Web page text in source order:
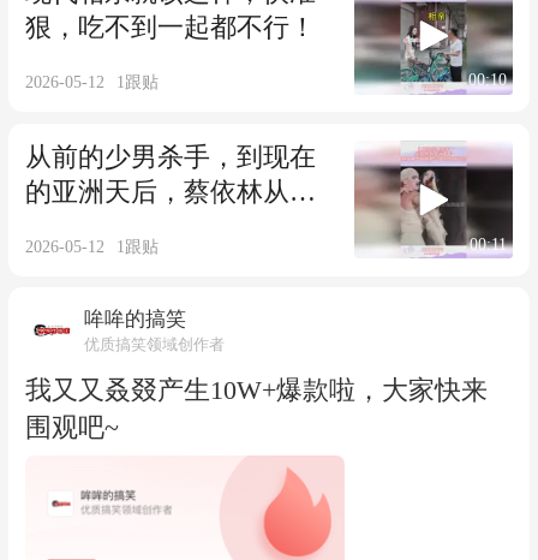
狠，吃不到一起都不行！
2026-05-12 1跟贴 00:10
从前的少男杀手，到现在
的亚洲天后，蔡依林从来
2026-05-12 1跟贴 00:11
哞哞的搞笑
优质搞笑领域创作者
我又又叒叕产生10W+爆款啦，大家快来
围观吧~